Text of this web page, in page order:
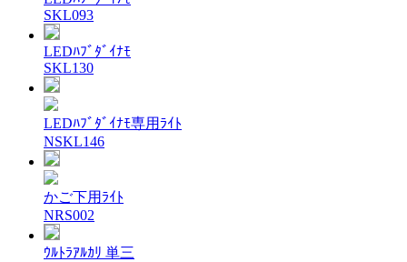
SKL093
LEDﾊﾌﾞﾀﾞｲﾅﾓ
SKL130
LEDﾊﾌﾞﾀﾞｲﾅﾓ専用ﾗｲﾄ
NSKL146
かご下用ﾗｲﾄ
NRS002
ｳﾙﾄﾗｱﾙｶﾘ 単三